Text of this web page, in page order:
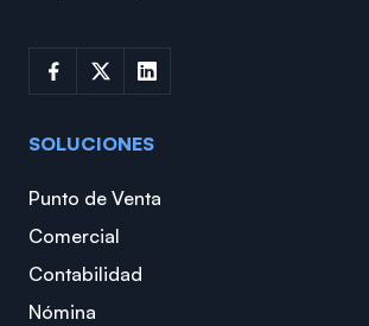
SOLUCIONES
Punto de Venta
Comercial
Contabilidad
Nómina